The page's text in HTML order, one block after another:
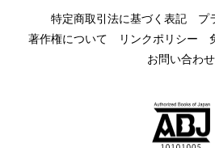
特定商取引法に基づく表記
プ
著作権について
リンクポリシー
お問い合わせ